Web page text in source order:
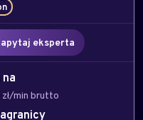
eksperta
min brutto